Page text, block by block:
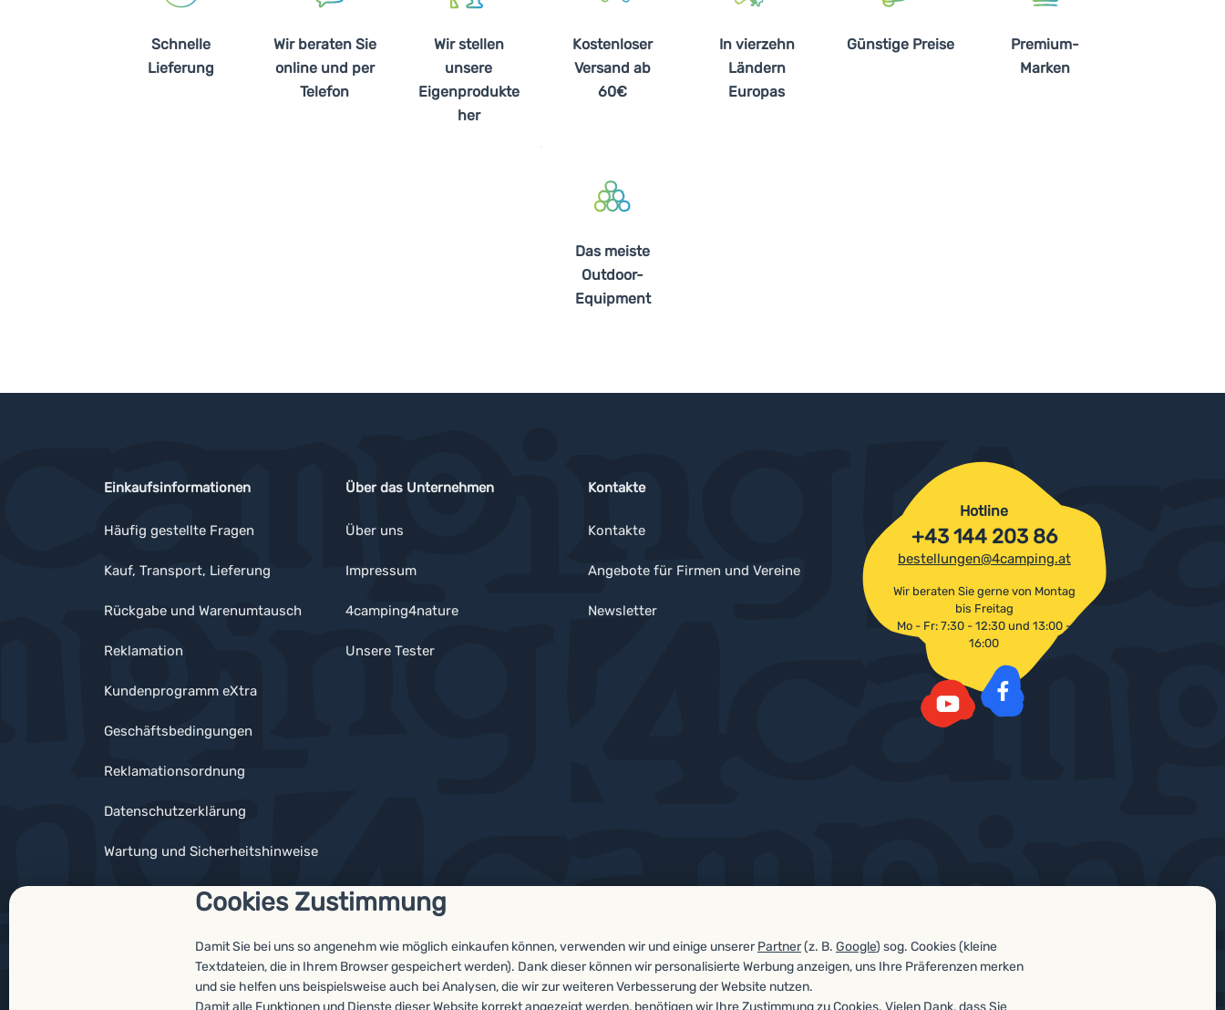
Cookies Zustimmung
Damit Sie bei uns so angenehm wie möglich einkaufen können, verwenden wir und einige unsererPartner(z. B. Google) sog. Cookies (kleine
Textdateien, die in Ihrem Browser gespeichert werden). Dank dieser können wir personalisierte Werbung anzeigen, uns Ihre Präferenzen merken
und sie helfen uns beispielsweise auch bei Analysen, die wir zur weiteren Verbesserung der Website nutzen.
Damit alle Funktionen und Dienste dieser Website korrekt angezeigt werden, benötigen wir Ihre Zustimmung zu Cookies. Vielen Dank, dass Sie
Schnelle
Lieferung
Wir beraten Sie
online und per
Telefon
Wir stellen
unsere
Eigenprodukte
her
Kostenloser
Versand ab
60€
In vierzehn
Ländern
Europas
Günstige Preise
Premium-
Marken
Das meiste
Outdoor-
Equipment
Einkaufsinformationen
Häufig gestellte Fragen
Kauf, Transport, Lieferung
Rückgabe und Warenumtausch
Reklamation
Kundenprogramm eXtra
Geschäftsbedingungen
Reklamationsordnung
Datenschutzerklärung
Wartung und Sicherheitshinweise
Über das Unternehmen
Über uns
Impressum
4camping4nature
Unsere Tester
Kontakte
Kontakte
Angebote für Firmen und Vereine
Newsletter
Hotline
+43 144 203 86
bestellungen@4camping.at
Wir beraten Sie gerne von Montag
bis Freitag
Mo - Fr: 7:30 - 12:30 und 13:00 -
16:00
Auszeichnungen